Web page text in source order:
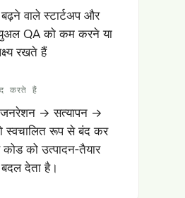
वाले स्टार्टअप और
QA को कम करने या
रखते हैं
करते हैं
→ सत्यापन →
स्वचालित रूप से बंद कर
को उत्पादन-तैयार
देता है।